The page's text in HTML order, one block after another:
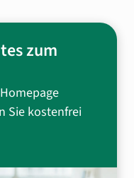
zum
Sie kostenfrei